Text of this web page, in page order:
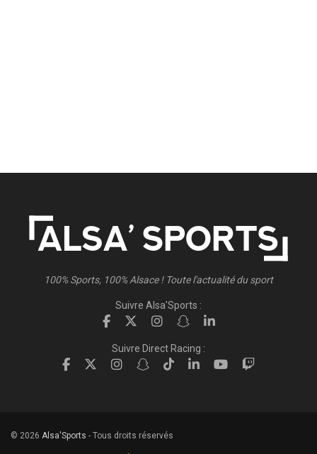
100% Sports, 100% Alsace ! Toute l'actualité du sport
Suivre Alsa'Sports :
Suivre Direct Racing :
© 2026 Alsa'Sports - Tous droits réservés